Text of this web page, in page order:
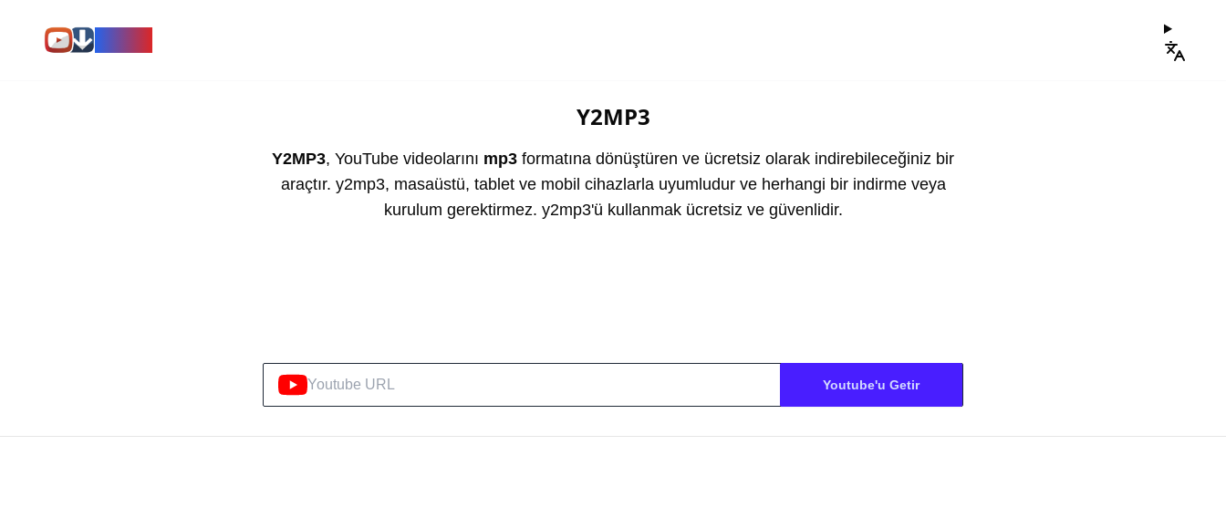
Y2MP3
Y2MP3, YouTube videolarını mp3 formatına dönüştüren ve ücretsiz olarak indirebileceğiniz bir
araçtır. y2mp3, masaüstü, tablet ve mobil cihazlarla uyumludur ve herhangi bir indirme veya
kurulum gerektirmez. y2mp3'ü kullanmak ücretsiz ve güvenlidir.
Youtube'u Getir